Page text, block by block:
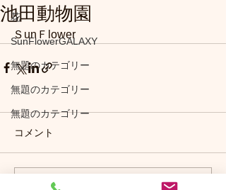
花
SunFlowerGALAXY
無題のカテゴリー
無題のカテゴリー
無題のカテゴリー
池田動物園
ＳunＦlower
コメント
コメントを追加…